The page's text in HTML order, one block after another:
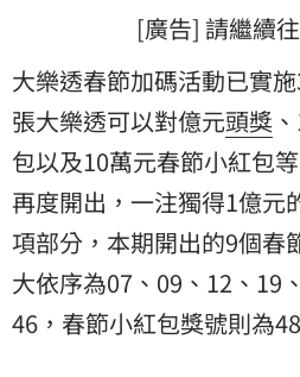
[廣告] 請繼續
大樂透春節加碼活動已實
張大樂透可以對億元頭獎
包以及10萬元春節小紅包
再度開出，一注獨得1億元
項部分，本期開出的9個春
大依序為07、09、12、19
46，春節小紅包獎號則為48